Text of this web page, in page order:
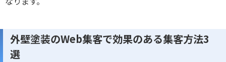
外壁塗装のWeb集客で効果のある集客方法3
選